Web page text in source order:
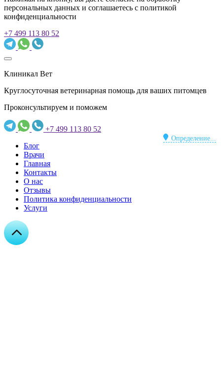
персональных данных и соглашаетесь c политикой
конфиденциальности
+7 499 113 80 52
Клиникал Вет
Круглосуточная ветеринарная помощь для ваших питомцев
Проконсультируем и поможем
+7 499 113 80 52
Определение...
Блог
Врачи
Главная
Контакты
О нас
Отзывы
Политика конфиденциальности
Услуги